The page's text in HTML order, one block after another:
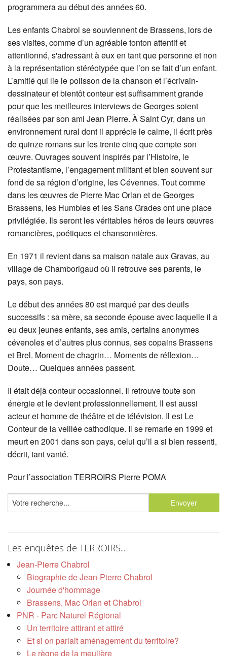
programmera au début des années 60.
Les enfants Chabrol se souviennent de Brassens, lors de
ses visites, comme d’un agréable tonton attentif et
attentionné, s'adressant à eux en tant que personne et non
à la représentation stéréotypée que l’on se fait d’un enfant.
L’amitié qui lie le polisson de la chanson et l’écrivain-
dessinateur et bientôt conteur est suffisamment grande
pour que les meilleures interviews de Georges soient
réalisées par son ami Jean Pierre. À Saint Cyr, dans un
environnement rural dont il apprécie le calme, il écrit près
de quinze romans sur les trente cinq que compte son
œuvre. Ouvrages souvent inspirés par l’Histoire, le
Protestantisme, l’engagement militant et bien souvent sur
fond de sa région d’origine, les Cévennes. Tout comme
dans les œuvres de Pierre Mac Orlan et de Georges
Brassens, les Humbles et les Sans Grades ont une place
privilégiée. Ils seront les véritables héros de leurs œuvres
romancières, poétiques et chansonnières.
En 1971 il revient dans sa maison natale aux Gravas, au
village de Chamborigaud où il retrouve ses parents, le
pays, son pays.
Le début des années 80 est marqué par des deuils
successifs : sa mère, sa seconde épouse avec laquelle il a
eu deux jeunes enfants, ses amis, certains anonymes
cévenoles et d’autres plus connus, ses copains Brassens
et Brel. Moment de chagrin… Moments de réflexion…
Doute… Quelques années passent.
Il était déjà conteur occasionnel. Il retrouve toute son
énergie et le devient professionnellement. Il est aussi
acteur et homme de théâtre et de télévision. Il est Le
Conteur de la veillée cathodique. Il se remarie en 1999 et
meurt en 2001 dans son pays, celui qu’il a si bien ressenti,
décrit, tant vanté.
Pour l’association TERROIRS Pierre POMA
Les enquêtes de TERROIRS...
Jean-Pierre Chabrol
Biographie de Jean-Pierre Chabrol
Journée d'hommage
Brassens, Mac Orlan et Chabrol
PNR - Parc Naturel Régional
Un territoire attirant et attiré
Et si on parlait aménagement du territoire?
Le règne de la meulière